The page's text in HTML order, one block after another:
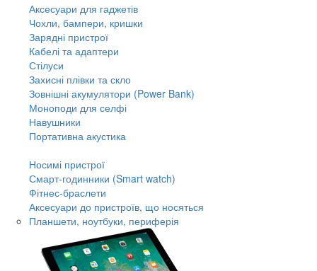
Аксесуари для гаджетів
Чохли, бампери, кришки
Зарядні пристрої
Кабелі та адаптери
Стілуси
Захисні плівки та скло
Зовнішні акумулятори (Power Bank)
Моноподи для селфі
Навушники
Портативна акустика
Носимі пристрої
Смарт-годинники (Smart watch)
Фітнес-браслети
Аксесуари до пристроїв, що носяться
Планшети, ноутбуки, периферія